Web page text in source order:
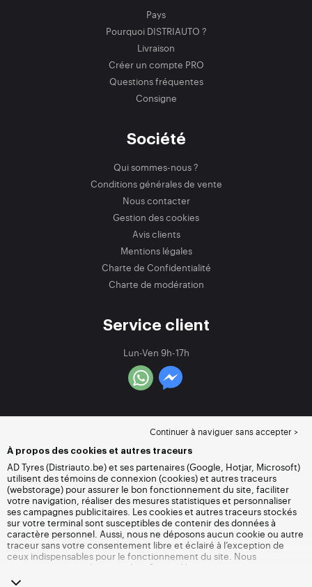
Pays
Pourquoi DISTRIAUTO ?
Livraison
Créer un compte PRO
Questions fréquentes
Consigne
Société
Qui sommes-nous ?
Conditions générales de vente
Nous contacter
Gestion des cookies
Avis clients
Mentions légales
Charte de Confidentialité
Charte de modération
Service client
Lun-Ven 9h-17h
Continuer à naviguer sans accepter >
À propos des cookies et autres traceurs
AD Tyres (Distriauto.be) et ses partenaires (Google, Hotjar, Microsoft)
utilisent des témoins de connexion (cookies) et autres traceurs
(webstorage) pour assurer le bon fonctionnement du site, faciliter
votre navigation, réaliser des mesures statistiques et personnaliser
ses campagnes publicitaires. Les cookies et autres traceurs stockés
sur votre terminal sont susceptibles de contenir des données à
caractère personnel. Aussi, nous ne déposons aucun cookie ou autre
traceur sans votre consentement libre et éclairé à l’exception de
ceux indispensables pour le fonctionnement du site. Nous
conservons votre choix pendant 6 mois. Vous pouvez retirer votre
consentement à tout moment en vous rendant sur la